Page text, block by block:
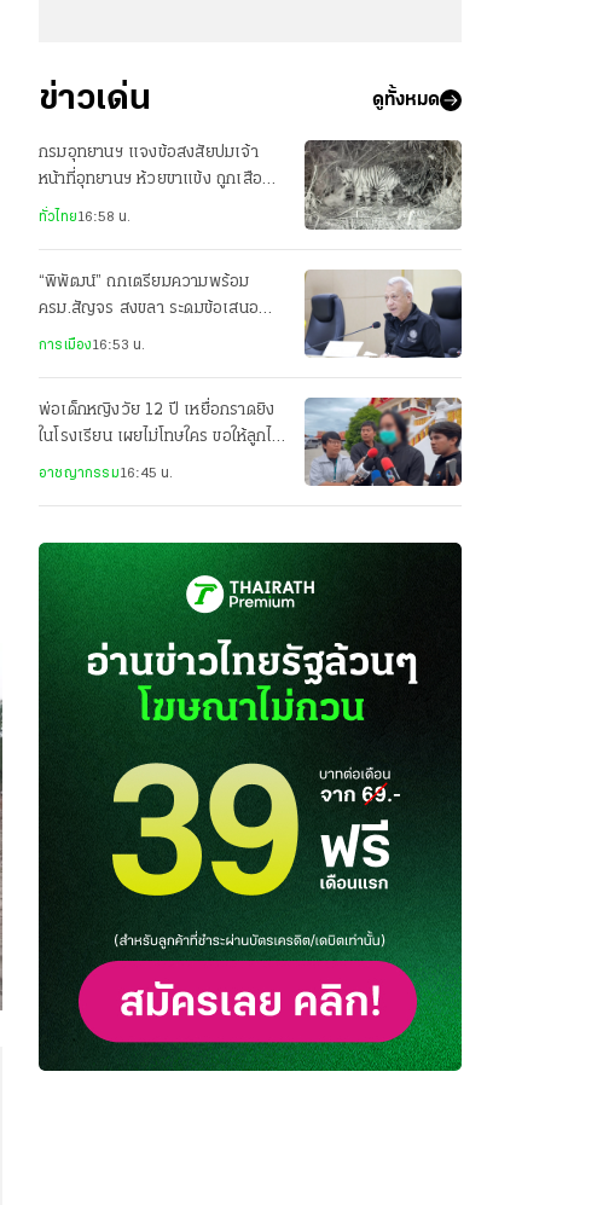
ข่าวเด่น ดูทั้งหมด
กรมอุทยานฯ แจงข้อสงสัยปมเจ้า
หน้าที่อุทยานฯ ห้วยขาแข้ง ถูกเสือ
ทำร้ายเสียชีวิต
ทั่วไทย16:58 น.
“พิพัฒน์” ถกเตรียมความพร้อม
ครม.สัญจร สงขลา ระดมข้อเสนอ
โครงการ 5 จังหวัดใต้
การเมือง16:53 น.
พ่อเด็กหญิงวัย 12 ปี เหยื่อกราดยิง
ในโรงเรียน เผยไม่โทษใคร ขอให้ลูกไป
อาชญากรรม16:45 น.